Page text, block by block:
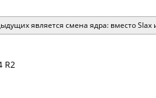
является смена ядра: вместо Slax
R2